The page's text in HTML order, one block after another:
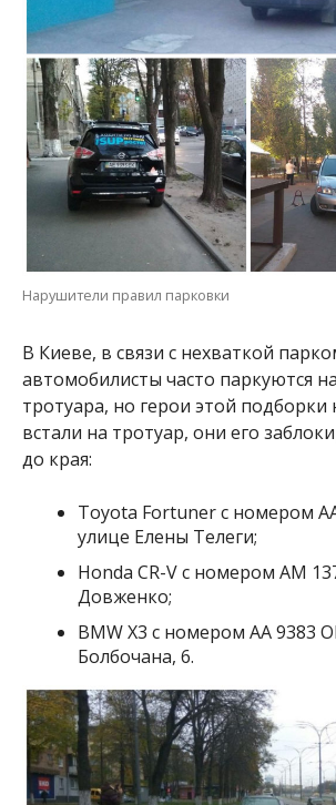
Нарушители правил парковки
В Киеве, в связи с нехваткой
автомобилисты часто паркуются
тротуара, но герои этой подборки
встали на тротуар, они его
до края:
Toyota Fortunerс номером
улице Елены Телеги;
Honda CR-V с номером АМ
Довженко;
BMW X3 с номером АА 9383
Болбочана, 6.